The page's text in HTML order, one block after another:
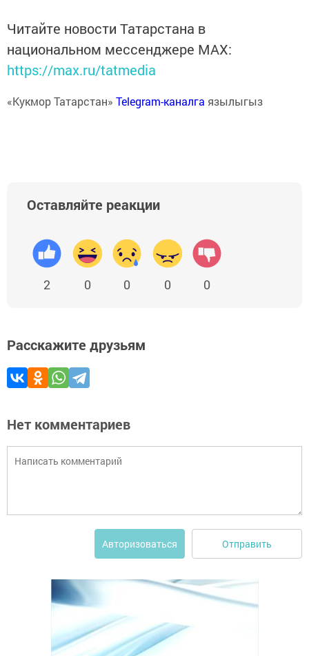
Читайте новости Татарстана в
национальном мессенджере MАХ:
https://max.ru/tatmedia
«Кукмор Татарстан» Telegram-каналга язылыгыз
Оставляйте реакции
2 0 0 0 0
Расскажите друзьям
Нет комментариев
Авторизоваться Отправить